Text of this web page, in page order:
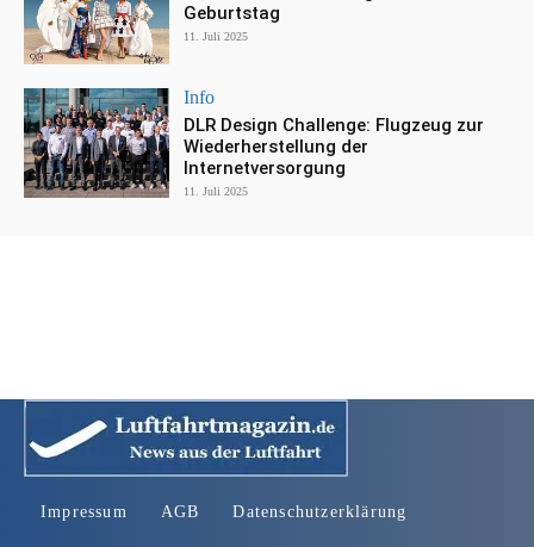
Geburtstag
11. Juli 2025
Info
DLR Design Challenge: Flugzeug zur
Wiederherstellung der
Internetversorgung
11. Juli 2025
Impressum AGB Datenschutzerklärung